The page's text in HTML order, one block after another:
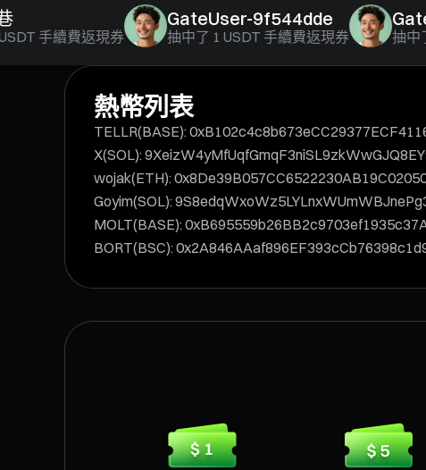
手續費返現券
GateUser-9f544dde
抽中了1 USDT 手續費返現券 抽中了1
熱幣列表
TELLR(BASE):
X(SOL):
wojak(ETH):
Goyim(SOL):
MOLT(BASE):
BORT(BSC):